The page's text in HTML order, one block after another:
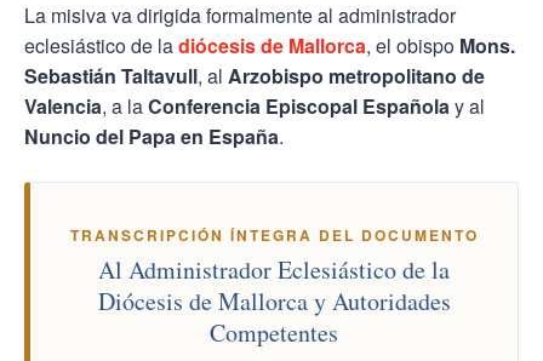
La misiva va dirigida formalmente al administrador
eclesiástico de ladiócesis de Mallorca, el obispo Mons.
Sebastián Taltavull, al Arzobispo metropolitano de
Valencia, a laConferencia Episcopal Españolay al
Nuncio del Papa en España.
TRANSCRIPCIÓN ÍNTEGRA DEL DOCUMENTO
Al Administrador Eclesiástico de la
Diócesis de Mallorca y Autoridades
Competentes